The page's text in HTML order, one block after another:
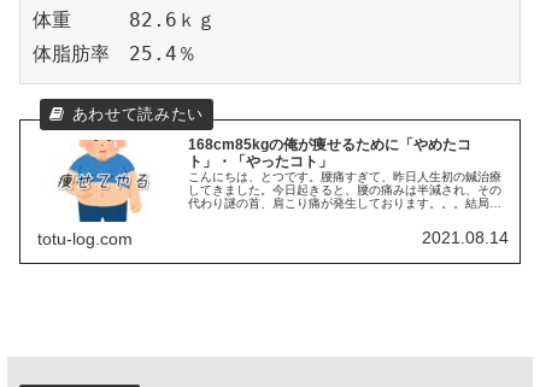
体重　　　82.6ｋｇ
体脂肪率　25.4％
168cm85kgの俺が痩せるために「やめたコ
ト」・「やったコト」
こんにちは、とつです。腰痛すぎて、昨日人生初の鍼治療
してきました。今日起きると、腰の痛みは半減され、その
代わり謎の首、肩こり痛が発生しております。。。結局腰
totu-log.com 2021.08.14